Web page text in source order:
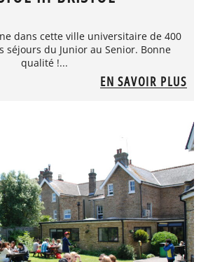
dans cette ville universitaire de 400
séjours du Junior au Senior. Bonne
qualité !...
EN SAVOIR PLUS